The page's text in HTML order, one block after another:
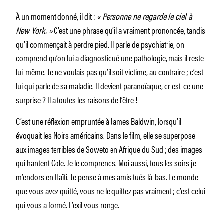
À un moment donné, il dit : « Personne ne regarde le ciel à
New York. »C’est une phrase qu’il a vraiment prononcée, tandis
qu’il commençait à perdre pied. Il parle de psychiatrie, on
comprend qu’on lui a diagnostiqué une pathologie, mais il reste
lui-même. Je ne voulais pas qu’il soit victime, au contraire ; c’est
lui qui parle de sa maladie. Il devient paranoïaque, or est-ce une
surprise ? Il a toutes les raisons de l’être !
C’est une réflexion empruntée à James Baldwin, lorsqu’il
évoquait les Noirs américains. Dans le film, elle se superpose
aux images terribles de Soweto en Afrique du Sud ; des images
qui hantent Cole. Je le comprends. Moi aussi, tous les soirs je
m’endors en Haïti. Je pense à mes amis tués là-bas. Le monde
que vous avez quitté, vous ne le quittez pas vraiment ; c’est celui
qui vous a formé. L’exil vous ronge.